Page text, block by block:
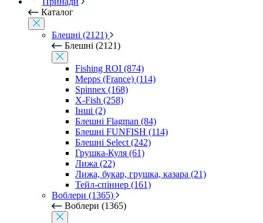
Каталог
Блешні (2121)
Блешні (2121)
Fishing ROI (874)
Mepps (France) (114)
Spinnex (168)
X-Fish (258)
Інші (2)
Блешні Flagman (84)
Блешні FUNFISH (114)
Блешні Select (242)
Грушка-Куля (61)
Лижа (22)
Лижа, букар, грушка, казара (21)
Тейл-спіннер (161)
Воблери (1365)
Воблери (1365)